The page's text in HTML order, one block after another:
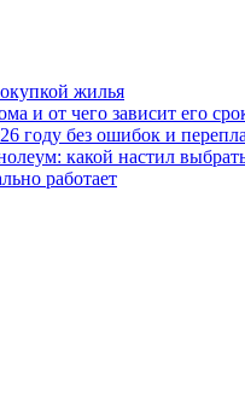
жилья
и от чего зависит его
году без ошибок и
какой настил
работает